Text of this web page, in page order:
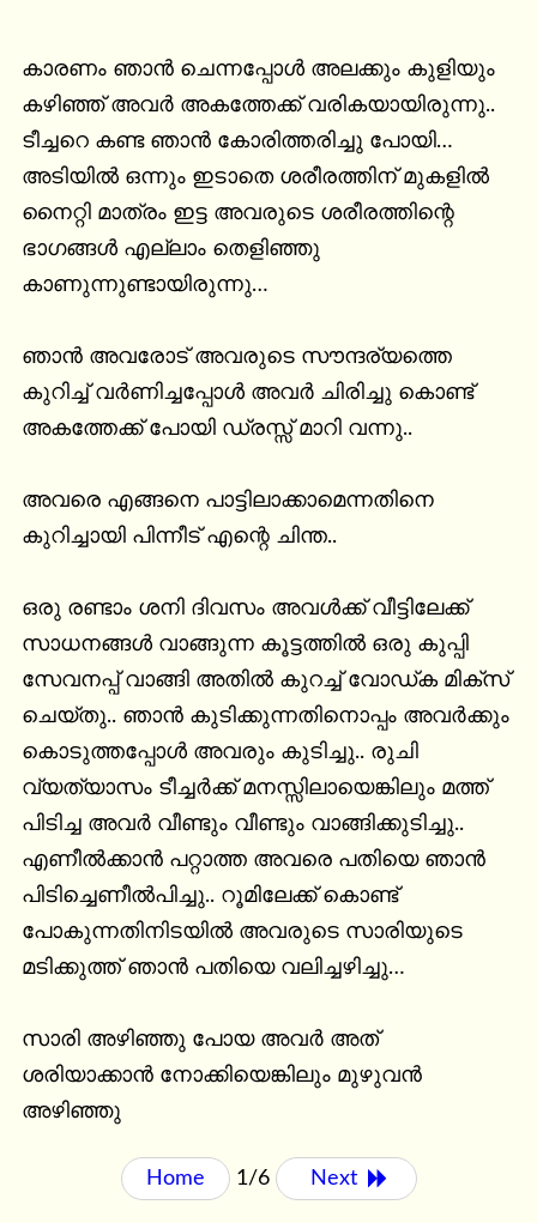
കാരണം ഞാൻ ചെന്നപ്പോൾ അലക്കും കുളിയും
കഴിഞ്ഞ് അവർ അകത്തേക്ക് വരികയായിരുന്നു..
ടീച്ചറെ കണ്ട ഞാൻ കോരിത്തരിച്ചു പോയി…
അടിയിൽ ഒന്നും ഇടാതെ ശരീരത്തിന് മുകളിൽ
നൈറ്റി മാത്രം ഇട്ട അവരുടെ ശരീരത്തിന്റെ
ഭാഗങ്ങൾ എല്ലാം തെളിഞ്ഞു
കാണുന്നുണ്ടായിരുന്നു…
ഞാൻ അവരോട് അവരുടെ സൗന്ദര്യത്തെ
കുറിച്ച് വർണിച്ചപ്പോൾ അവർ ചിരിച്ചു കൊണ്ട്
അകത്തേക്ക് പോയി ഡ്രസ്സ് മാറി വന്നു..
അവരെ എങ്ങനെ പാട്ടിലാക്കാമെന്നതിനെ
കുറിച്ചായി പിന്നീട് എന്റെ ചിന്ത..
ഒരു രണ്ടാം ശനി ദിവസം അവൾക്ക് വീട്ടിലേക്ക്
സാധനങ്ങൾ വാങ്ങുന്ന കൂട്ടത്തിൽ ഒരു കുപ്പി
സേവനപ്പ് വാങ്ങി അതിൽ കുറച്ച് വോഡ്ക മിക്സ്
ചെയ്തു.. ഞാൻ കുടിക്കുന്നതിനൊപ്പം അവർക്കും
കൊടുത്തപ്പോൾ അവരും കുടിച്ചു.. രുചി
വ്യത്യാസം ടീച്ചർക്ക് മനസ്സിലായെങ്കിലും മത്ത്
പിടിച്ച അവർ വീണ്ടും വീണ്ടും വാങ്ങിക്കുടിച്ചു..
എണീൽക്കാൻ പറ്റാത്ത അവരെ പതിയെ ഞാൻ
പിടിച്ചെണീൽപിച്ചു.. റൂമിലേക്ക് കൊണ്ട്
പോകുന്നതിനിടയിൽ അവരുടെ സാരിയുടെ
മടിക്കുത്ത് ഞാൻ പതിയെ വലിച്ചഴിച്ചു…
സാരി അഴിഞ്ഞു പോയ അവർ അത്
ശരിയാക്കാൻ നോക്കിയെങ്കിലും മുഴുവൻ
അഴിഞ്ഞു
Home 1/6 Next